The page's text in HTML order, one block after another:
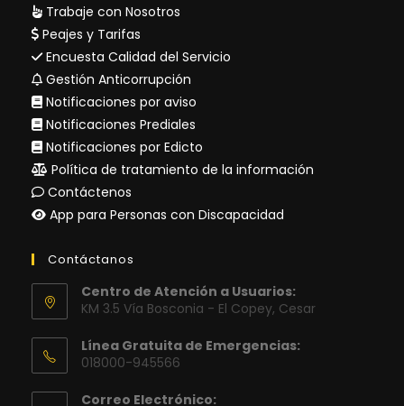
Trabaje con Nosotros
Peajes y Tarifas
Encuesta Calidad del Servicio
Gestión Anticorrupción
Notificaciones por aviso
Notificaciones Prediales
Notificaciones por Edicto
Política de tratamiento de la información
Contáctenos
App para Personas con Discapacidad
Contáctanos
Centro de Atención a Usuarios:
KM 3.5 Vía Bosconia - El Copey, Cesar
Línea Gratuita de Emergencias:
018000-945566
Correo Electrónico: